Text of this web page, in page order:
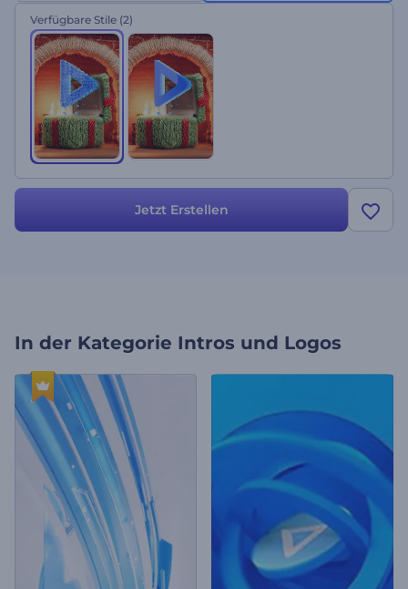
für Marken-Weihnachtsvideos, Grußkarten, fröhliche Social-Media-
Posts und andere Projekte rund um die Feiertage. Jetzt loslegen!
Verfügbare Stile (2)
Jetzt Erstellen
In der Kategorie Intros und Logos